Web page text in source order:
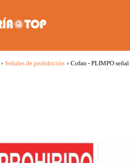
› Señales de prohibición › Cofan - PLIMPO